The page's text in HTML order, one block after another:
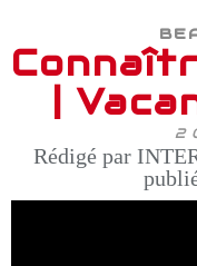
|
2
Rédigé par